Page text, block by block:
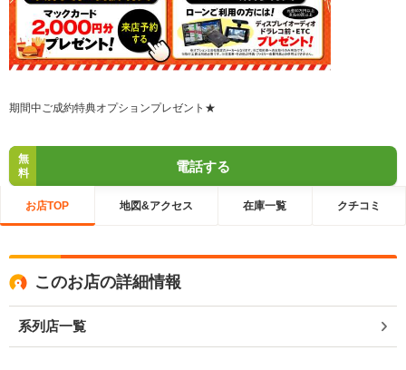
期間中ご成約特典オプションプレゼント★
無
料
電話する
お店TOP 地図&アクセス 在庫一覧 クチコミ
このお店の詳細情報
系列店一覧